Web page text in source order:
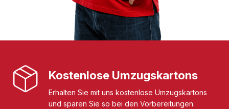
Kostenlose Umzugskartons
Erhalten Sie mit uns kostenlose Umzugskartons
und sparen Sie so bei den Vorbereitungen.